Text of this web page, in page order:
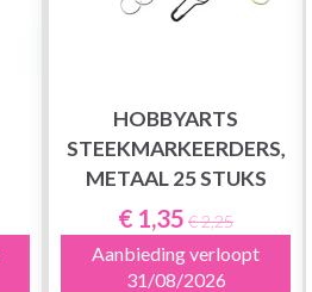
HOBBYARTS
STEEKMARKEERDERS,
METAAL 25 STUKS
€ 1,35 € 2,25
Aanbieding verloopt
31/08/2026